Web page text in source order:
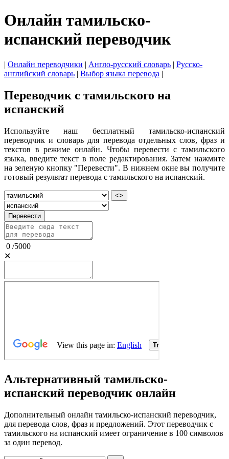
Онлайн тамильско-
испанский переводчик
| Онлайн переводчики | Англо-русский словарь | Русско-
английский словарь | Выбор языка перевода |
Переводчик с тамильского на
испанский
Используйте наш бесплатный тамильско-испанский
переводчик и словарь для перевода отдельных слов, фраз и
текстов в режиме онлайн. Чтобы перевести с тамильского
языка, введите текст в поле редактирования. Затем нажмите
на зеленую кнопку "Перевести". В нижнем окне вы получите
готовый результат перевода с тамильского на испанский.
<>
Перевести
0 /5000
✕
Альтернативный тамильско-
испанский переводчик онлайн
Дополнительный онлайн тамильско-испанский переводчик,
для перевода слов, фраз и предложений. Этот переводчик с
тамильского на испанский имеет ограничение в 100 символов
за один перевод.